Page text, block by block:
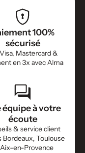
100%
sécurisé
Mastercard &
en 3x avec Alma
équipe à votre
écoute
& service client
Bordeaux, Toulouse
en-Provence